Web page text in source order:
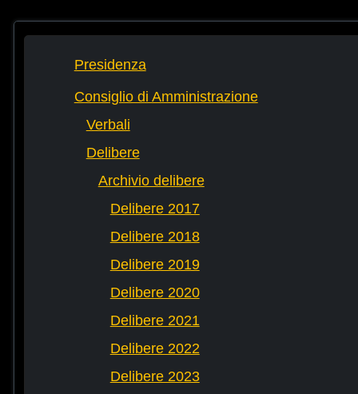
Presidenza
Consiglio di Amministrazione
Verbali
Delibere
Archivio delibere
Delibere 2017
Delibere 2018
Delibere 2019
Delibere 2020
Delibere 2021
Delibere 2022
Delibere 2023